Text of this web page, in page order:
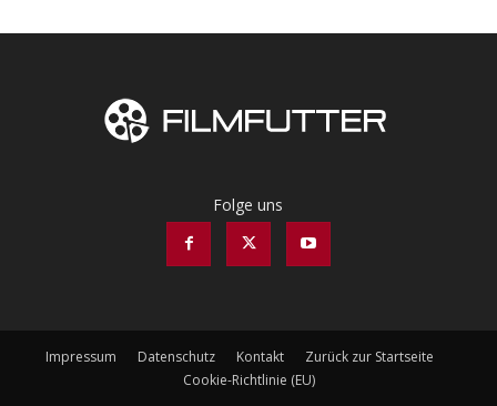
Folge uns
Impressum Datenschutz Kontakt
Zurück zur Startseite
Cookie-Richtlinie (EU)